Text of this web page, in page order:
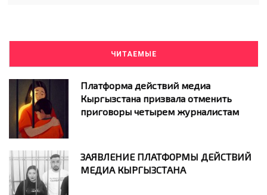
ЧИТАЕМЫЕ
Платформа действий медиа
Кыргызстана призвала отменить
приговоры четырем журналистам
ЗАЯВЛЕНИЕ ПЛАТФОРМЫ ДЕЙСТВИЙ
МЕДИА КЫРГЫЗСТАНА